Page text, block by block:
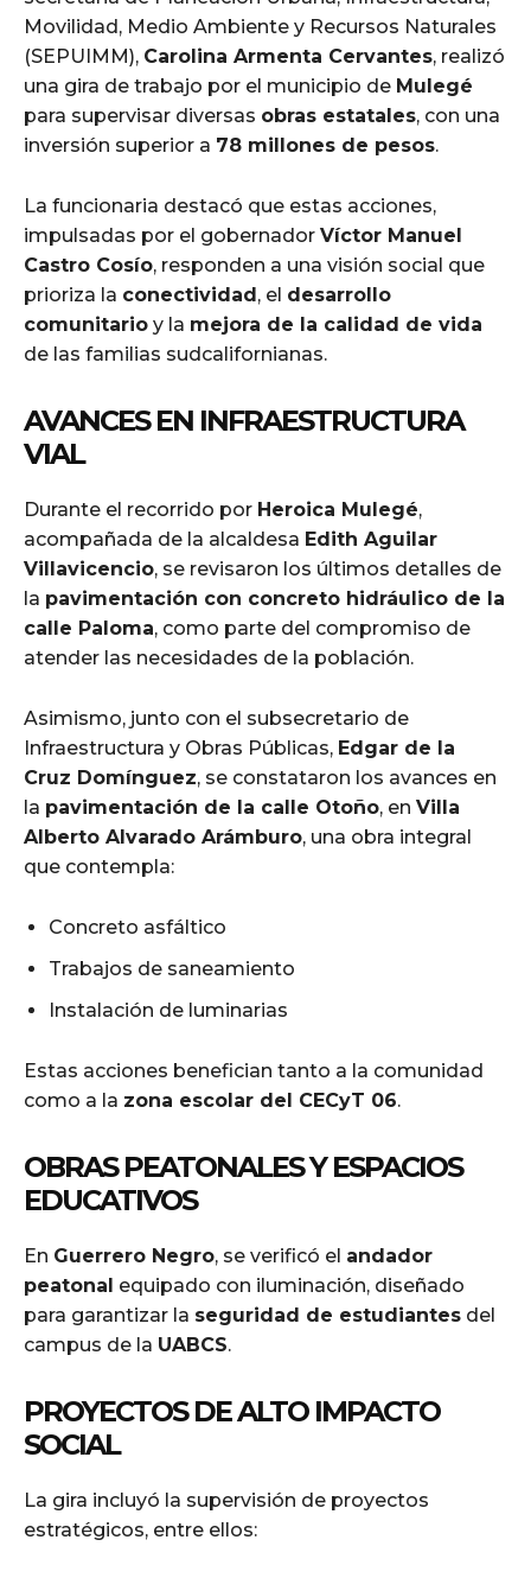
Movilidad, Medio Ambiente y Recursos Naturales
(SEPUIMM), Carolina Armenta Cervantes, realizó
una gira de trabajo por el municipio de Mulegé
para supervisar diversas obras estatales, con una
inversión superior a 78 millones de pesos.
La funcionaria destacó que estas acciones,
impulsadas por el gobernador Víctor Manuel
Castro Cosío, responden a una visión social que
prioriza la conectividad, el desarrollo
comunitario y la mejora de la calidad de vida
de las familias sudcalifornianas.
AVANCES EN INFRAESTRUCTURA
VIAL
Durante el recorrido por Heroica Mulegé,
acompañada de la alcaldesa Edith Aguilar
Villavicencio, se revisaron los últimos detalles de
la pavimentación con concreto hidráulico de la
calle Paloma, como parte del compromiso de
atender las necesidades de la población.
Asimismo, junto con el subsecretario de
Infraestructura y Obras Públicas, Edgar de la
Cruz Domínguez, se constataron los avances en
la pavimentación de la calle Otoño, en Villa
Alberto Alvarado Arámburo, una obra integral
que contempla:
Concreto asfáltico
Trabajos de saneamiento
Instalación de luminarias
Estas acciones benefician tanto a la comunidad
como a la zona escolar del CECyT 06.
OBRAS PEATONALES Y ESPACIOS
EDUCATIVOS
En Guerrero Negro, se verificó el andador
peatonal equipado con iluminación, diseñado
para garantizar la seguridad de estudiantes del
campus de la UABCS.
PROYECTOS DE ALTO IMPACTO
SOCIAL
La gira incluyó la supervisión de proyectos
estratégicos, entre ellos: